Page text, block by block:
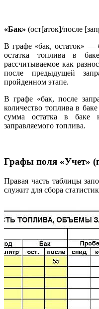
«Бак» (ост[аток]/после
В графе «бак, остаток» —
остатка топлива в
рассчитываемое как
после предыдущей
пройденном этапе.
В графе «бак, после
количество топлива в
сумма остатка в баке
заправляемого топлива.
Графы поля «Учет»
Правая часть таблицы
служит для сбора